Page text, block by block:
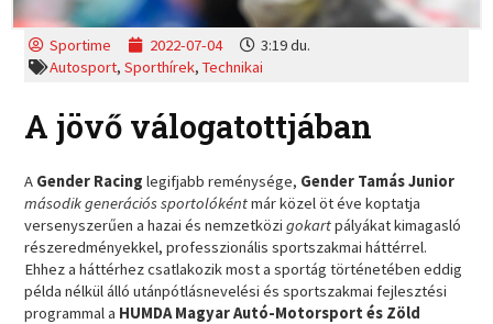
Sportime 2022-07-04
3:19 du.
Autosport,Sporthírek,Technikai
A jövő válogatottjában
A Gender Racing legifjabb reménysége, Gender Tamás Junior
második generációs sportolókéntmár közel öt éve koptatja
versenyszerűen a hazai és nemzetközigokartpályákat kimagasló
részeredményekkel, professzionális sportszakmai háttérrel.
Ehhez a háttérhez csatlakozik most a sportág történetében eddig
példa nélkül álló utánpótlásnevelési és sportszakmai fejlesztési
programmal a HUMDA Magyar Autó-Motorsport és Zöld